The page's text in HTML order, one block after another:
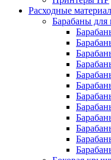
Расходные
Барабаны для